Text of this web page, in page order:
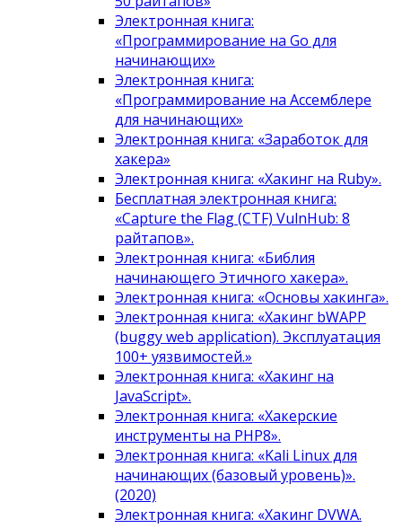
Электронная книга:
«Программирование на Go для
начинающих»
Электронная книга:
«Программирование на Ассемблере
для начинающих»
Электронная книга: «Заработок для
хакера»
Электронная книга: «Хакинг на Ruby».
Бесплатная электронная книга:
«Capture the Flag (CTF) VulnHub: 8
райтапов».
Электронная книга: «Библия
начинающего Этичного хакера».
Электронная книга: «Основы хакинга».
Электронная книга: «Хакинг bWAPP
(buggy web application). Эксплуатация
100+ уязвимостей.»
Электронная книга: «Хакинг на
JavaScript».
Электронная книга: «Хакерские
инструменты на PHP8».
Электронная книга: «Kali Linux для
начинающих (базовый уровень)».
(2020)
Электронная книга: «Хакинг DVWA.